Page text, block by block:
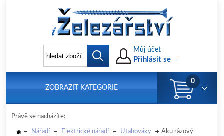
Můj účet
Přihlásit se
ZOBRAZIT KATEGORIE
0
Právě se nacházíte:
Nářadí Elektrické nářadí Utahováky Aku rázový